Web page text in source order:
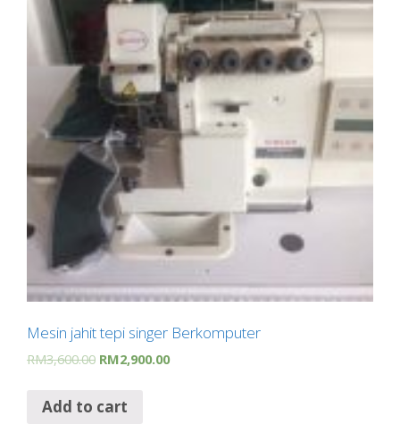
Mesin jahit tepi singer Berkomputer
RM3,600.00 RM2,900.00
Add to cart